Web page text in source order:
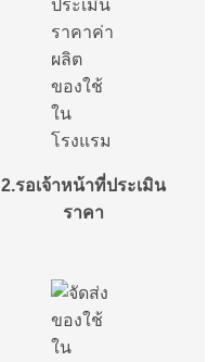
2.รอเจ้าหน้าที่ประเมิน
ราคา